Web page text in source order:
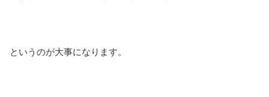
というのが大事になります。